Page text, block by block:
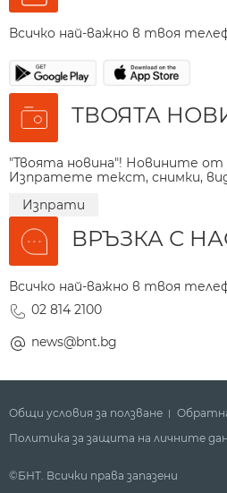
Всичко най-важно в твоя
ТВОЯТА
"Твоята новина"! Новините
Изпратете текст, снимки,
Изпрати
ВРЪЗКА С
Всичко най-важно в твоя
02 814 2100
news@bnt.bg
Общи условия за ползване
Политика за защита на личните
©БНТ. Всички права запазени